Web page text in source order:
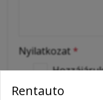
Nyilatkozat *
kezeléséhez.
Rentauto